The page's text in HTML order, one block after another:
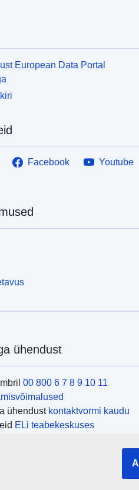
European Data Portal
Facebook
Youtube
ühendust
00 800 6 7 8 9 10 11
ühendust kontaktvormi kaudu
ELi teabekeskuses